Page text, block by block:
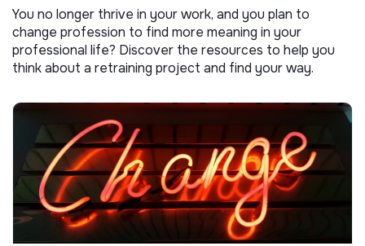
You no longer thrive in your work, and you plan to
change profession to find more meaning in your
professional life? Discover the resources to help you
think about a retraining project and find your way.